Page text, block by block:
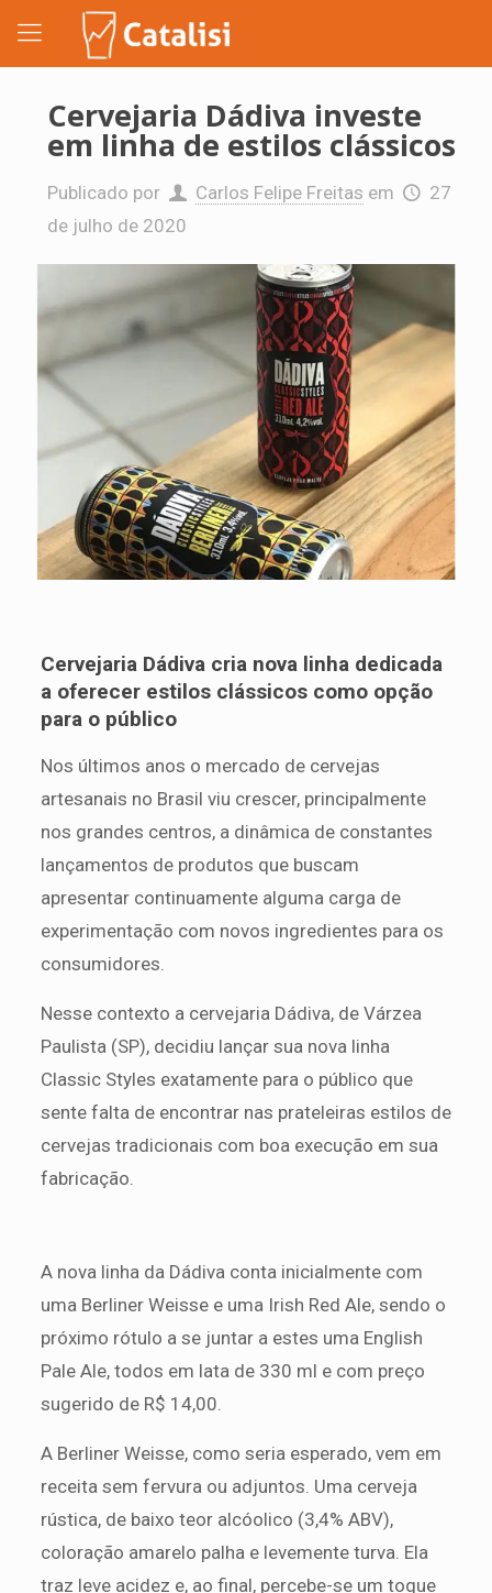
Cervejaria Dádiva investe
em linha de estilos clássicos
Publicado por Carlos Felipe Freitas em
27
de julho de 2020
Cervejaria Dádiva cria nova linha dedicada
a oferecer estilos clássicos como opção
para o público
Nos últimos anos o mercado de cervejas
artesanais no Brasil viu crescer, principalmente
nos grandes centros, a dinâmica de constantes
lançamentos de produtos que buscam
apresentar continuamente alguma carga de
experimentação com novos ingredientes para os
consumidores.
Nesse contexto a cervejaria Dádiva, de Várzea
Paulista (SP), decidiu lançar sua nova linha
Classic Styles exatamente para o público que
sente falta de encontrar nas prateleiras estilos de
cervejas tradicionais com boa execução em sua
fabricação.
A nova linha da Dádiva conta inicialmente com
uma Berliner Weisse e uma Irish Red Ale, sendo o
próximo rótulo a se juntar a estes uma English
Pale Ale, todos em lata de 330 ml e com preço
sugerido de R$ 14,00.
A Berliner Weisse, como seria esperado, vem em
receita sem fervura ou adjuntos. Uma cerveja
rústica, de baixo teor alcóolico (3,4% ABV),
coloração amarelo palha e levemente turva. Ela
traz leve acidez e, ao final, percebe-se um toque